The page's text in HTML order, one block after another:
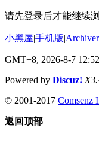
请先登录后才能继续
小黑屋|手机版|Archiver
GMT+8, 2026-8-7 12:52
Powered by Discuz!
© 2001-2017 Comsenz
返回顶部